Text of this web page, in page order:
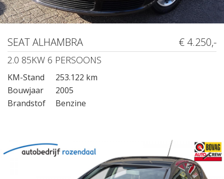
SEAT ALHAMBRA € 4.250,-
2.0 85KW 6 PERSOONS
KM-Stand
253.122 km
Bouwjaar
2005
Brandstof
Benzine